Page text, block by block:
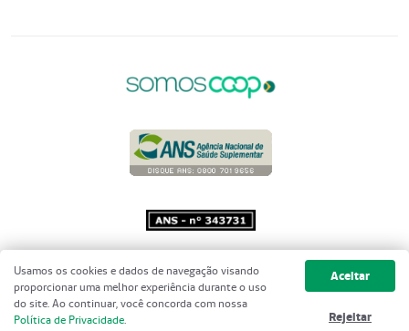
Copyright 2001 - 2026 Unimed do
Brasil - Todos os direitos reservados
Usamos os cookies e dados de navegação visando
proporcionar uma melhor experiência durante o uso
do site. Ao continuar, você concorda com nossa
Política de Privacidade.
Aceitar
Rejeitar